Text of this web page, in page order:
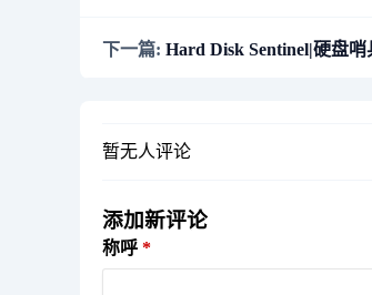
下一篇: Hard Disk Sentinel|硬盘
暂无人评论
添加新评论
称呼